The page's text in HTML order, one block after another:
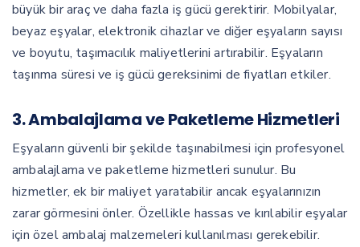
büyük bir araç ve daha fazla iş gücü gerektirir. Mobilyalar,
beyaz eşyalar, elektronik cihazlar ve diğer eşyaların sayısı
ve boyutu, taşımacılık maliyetlerini artırabilir. Eşyaların
taşınma süresi ve iş gücü gereksinimi de fiyatları etkiler.
3.Ambalajlama ve Paketleme Hizmetleri
Eşyaların güvenli bir şekilde taşınabilmesi için profesyonel
ambalajlama ve paketleme hizmetleri sunulur. Bu
hizmetler, ek bir maliyet yaratabilir ancak eşyalarınızın
zarar görmesini önler. Özellikle hassas ve kırılabilir eşyalar
için özel ambalaj malzemeleri kullanılması gerekebilir.